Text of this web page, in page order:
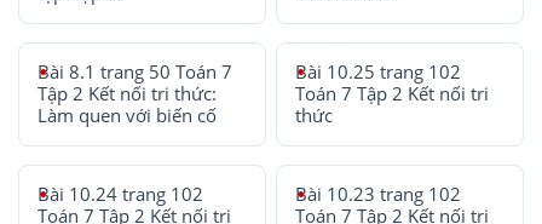
Bài 8.1 trang 50 Toán 7
Tập 2 Kết nối tri thức:
Làm quen với biến cố
Bài 10.25 trang 102
Toán 7 Tập 2 Kết nối tri
thức
Bài 10.24 trang 102
Toán 7 Tập 2 Kết nối tri
Bài 10.23 trang 102
Toán 7 Tập 2 Kết nối tri